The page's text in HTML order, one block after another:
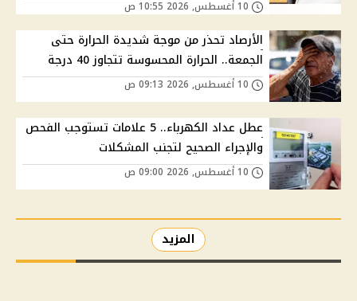
الأرصاد تحذر من موجة شديدة الحرارة حتى
الجمعة.. الحرارة المحسوسة تتجاوز 40 درجة
عطل عداد الكهرباء.. 5 علامات تستوجب الفحص
والإجراء الصحيح لتجنب المشكلات
المزيد